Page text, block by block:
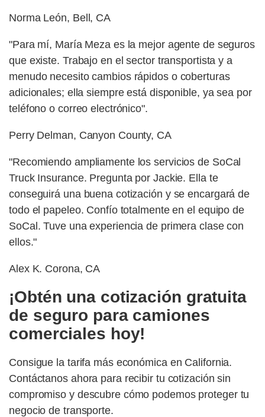
Norma León, Bell, CA
"Para mí, María Meza es la mejor agente de seguros
que existe. Trabajo en el sector transportista y a
menudo necesito cambios rápidos o coberturas
adicionales; ella siempre está disponible, ya sea por
teléfono o correo electrónico".
Perry Delman, Canyon County, CA
"Recomiendo ampliamente los servicios de SoCal
Truck Insurance. Pregunta por Jackie. Ella te
conseguirá una buena cotización y se encargará de
todo el papeleo. Confío totalmente en el equipo de
SoCal. Tuve una experiencia de primera clase con
ellos."
Alex K. Corona, CA
¡Obtén una cotización gratuita
de seguro para camiones
comerciales hoy!
Consigue la tarifa más económica en California.
Contáctanos ahora para recibir tu cotización sin
compromiso y descubre cómo podemos proteger tu
negocio de transporte.